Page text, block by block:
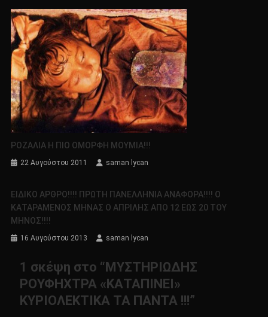
ΡΟΖΑΛΙΑ Η ΠΙΟ ΟΜΟΡΦΗ ΜΟΥΜΙΑ!!!
22 Αυγούστου 2011 saman lycan
ΕΙΔΙΚΟ ΑΡΘΡΟ!!!! ΠΡΩΤΗ ΠΑΝΕΛΛΗΝΙΑ ΑΝΑΦΟΡΑ!!!! Ο
ΚΑΤΑΡΑΜΕΝΟΣ ΜΗΝΑΣ Ο ΑΠΡΙΛΗΣ ΑΠΟ 12 ΕΩΣ 20 ΤΟΥ
ΜΗΝΟΣ!!!!
16 Αυγούστου 2013 saman lycan
1 σκέψη στο “ΜΥΣΤΗΡΙΩΔΗΣ
ΡΟΥΦΗΧΤΡΑ «ΚΑΤΑΠΙΝΕΙ»
ΚΥΡΙΟΛΕΚΤΙΚΑ ΤΑ ΠΑΝΤΑ !!!”